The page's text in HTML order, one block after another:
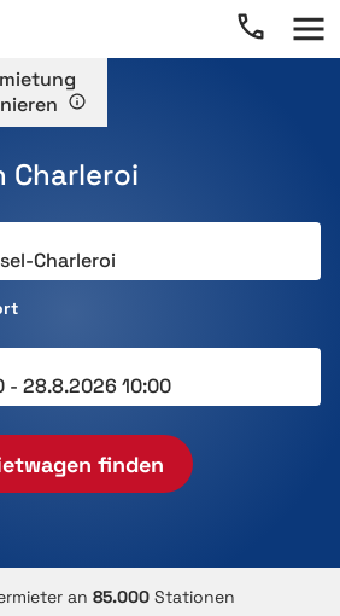
Charleroi
finden
an 85.000 Stationen